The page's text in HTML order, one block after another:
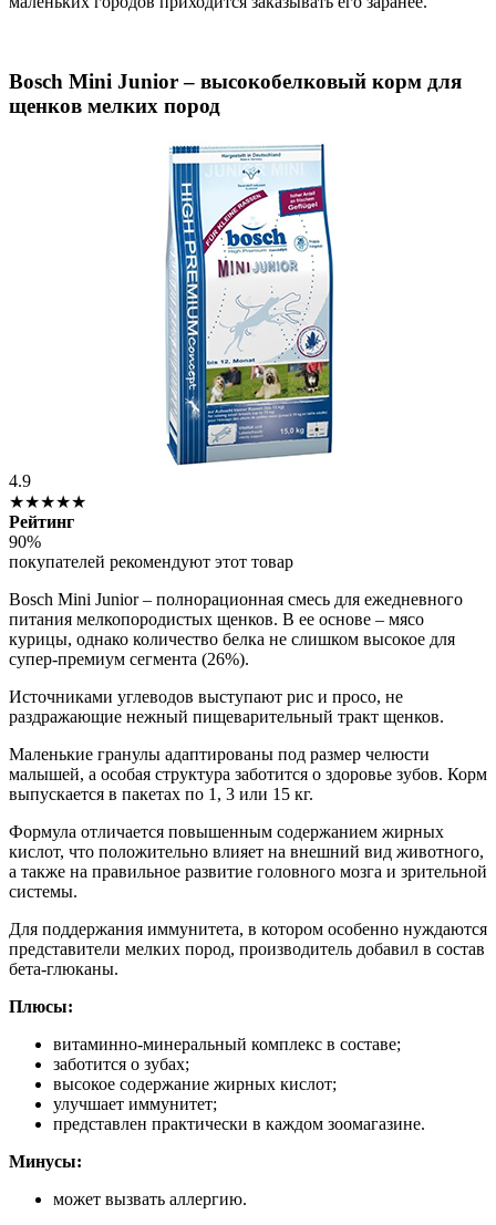
Bosch Mini Junior – высокобелковый корм для
щенков мелких пород
4.9
★★★★★
Рейтинг
90%
покупателей рекомендуют этот товар
Bosch Mini Junior – полнорационная смесь для ежедневного
питания мелкопородистых щенков. В ее основе – мясо
курицы, однако количество белка не слишком высокое для
супер-премиум сегмента (26%).
Источниками углеводов выступают рис и просо, не
раздражающие нежный пищеварительный тракт щенков.
Маленькие гранулы адаптированы под размер челюсти
малышей, а особая структура заботится о здоровье зубов. Корм
выпускается в пакетах по 1, 3 или 15 кг.
Формула отличается повышенным содержанием жирных
кислот, что положительно влияет на внешний вид животного,
а также на правильное развитие головного мозга и зрительной
системы.
Для поддержания иммунитета, в котором особенно нуждаются
представители мелких пород, производитель добавил в состав
бета-глюканы.
Плюсы:
витаминно-минеральный комплекс в составе;
заботится о зубах;
высокое содержание жирных кислот;
улучшает иммунитет;
представлен практически в каждом зоомагазине.
Минусы:
может вызвать аллергию.